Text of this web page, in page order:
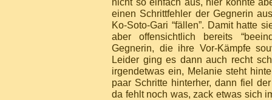
einen Schrittfehler der Gegnerin
Ko-Soto-Gari “fällen”. Damit hatte
aber offensichtlich bereits
Gegnerin, die ihre Vor-Kämpfe
Leider ging es dann auch recht
irgendetwas ein, Melanie steht
paar Schritte hinterher, dann fiel
da fehlt noch was, zack etwas sich